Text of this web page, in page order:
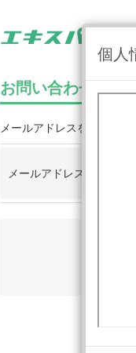
お問い合わせ・通報
メールアドレスを入力す
メールアドレス
個人